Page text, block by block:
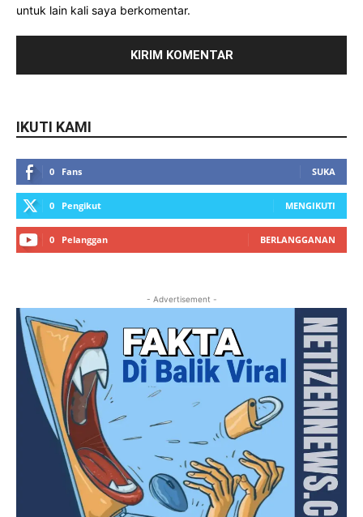
untuk lain kali saya berkomentar.
IKUTI KAMI
0 Fans SUKA
0 Pengikut MENGIKUTI
0 Pelanggan BERLANGGANAN
- Advertisement -